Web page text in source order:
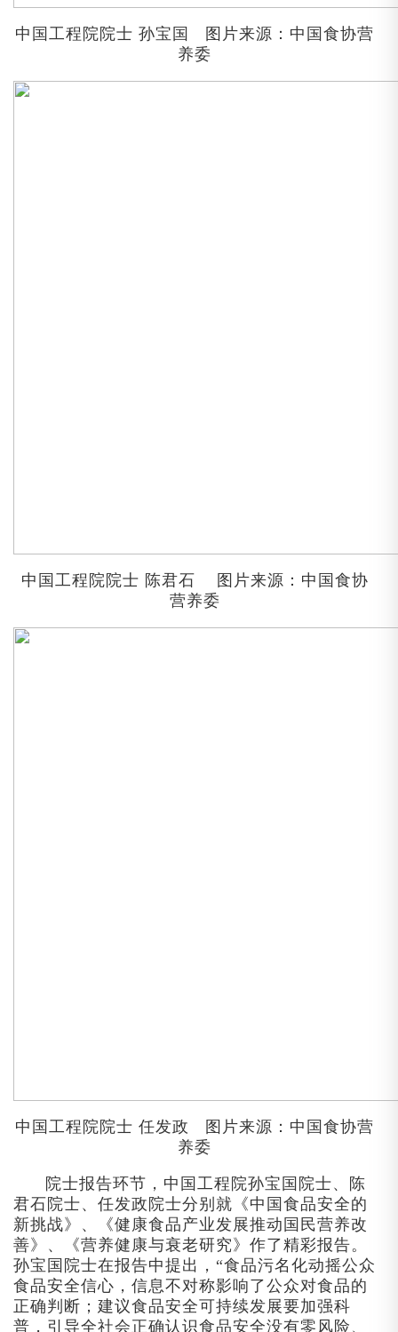
中国工程院院士 孙宝国
图片来源：中国食协营
养委
中国工程院院士 陈君石 图片来源：中国食协
营养委
中国工程院院士 任发政
图片来源：中国食协营
养委
院士报告环节，中国工程院孙宝国院士、陈
君石院士、任发政院士分别就《中国食品安全的
新挑战》、《健康食品产业发展推动国民营养改
善》、《营养健康与衰老研究》作了精彩报告。
孙宝国院士在报告中提出，“食品污名化动摇公众
食品安全信心，信息不对称影响了公众对食品的
正确判断；建议食品安全可持续发展要加强科
普，引导全社会正确认识食品安全没有零风险、